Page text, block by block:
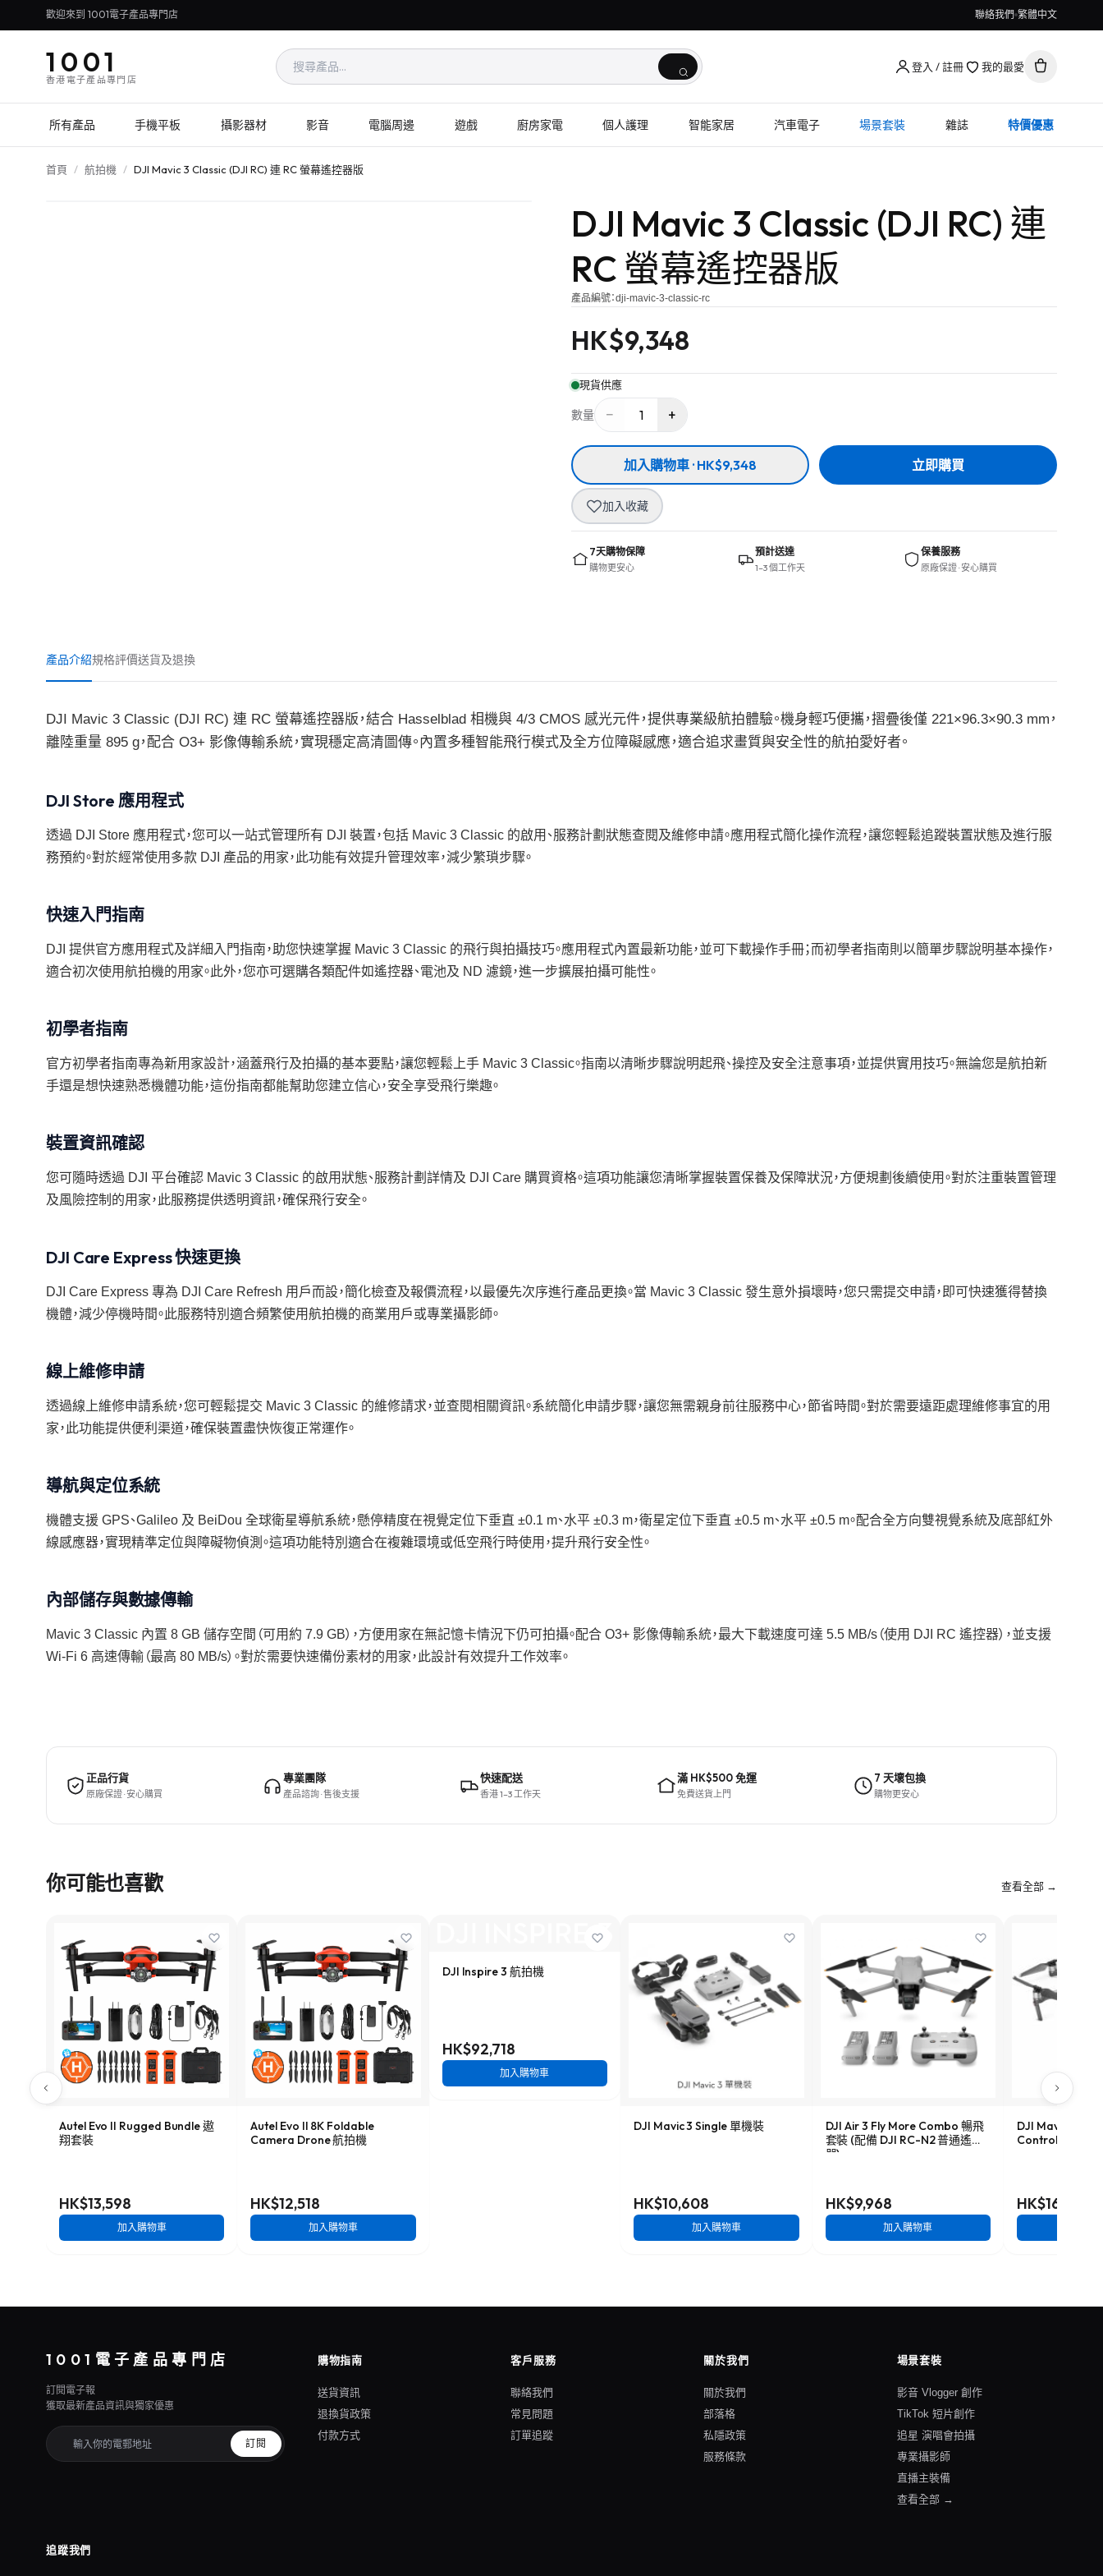
歡迎來到 1001電子產品專門店 聯絡我們 繁體中文
1001
香港電子產品專門店
登入 / 註冊 我的最愛
所有產品 手機平板 攝影器材 影音 電腦周邊 遊戲 廚房家電 個人護理 智能家居 汽車電子 場景套裝 雜誌 特價優惠
首頁 / 航拍機 / DJI Mavic 3 Classic (DJI RC) 連 RC 螢幕遙控器版
DJI Mavic 3 Classic (DJI RC) 連
RC 螢幕遙控器版
產品編號：dji-mavic-3-classic-rc
HK$9,348
現貨供應
數量 − 1 +
加入購物車 · HK$9,348 立即購買
加入收藏
7天購物保障
購物更安心
預計送達
1–3 個工作天
保養服務
原廠保證 · 安心購買
產品介紹規格評價送貨及退換
DJI Mavic 3 Classic (DJI RC) 連 RC 螢幕遙控器版，結合 Hasselblad 相機與 4/3 CMOS 感光元件，提供專業級航拍體驗。機身輕巧便攜，摺疊後僅 221×96.3×90.3 mm，
離陸重量 895 g，配合 O3+ 影像傳輸系統，實現穩定高清圖傳。內置多種智能飛行模式及全方位障礙感應，適合追求畫質與安全性的航拍愛好者。
DJI Store 應用程式
透過 DJI Store 應用程式，您可以一站式管理所有 DJI 裝置，包括 Mavic 3 Classic 的啟用、服務計劃狀態查閱及維修申請。應用程式簡化操作流程，讓您輕鬆追蹤裝置狀態及進行服
務預約。對於經常使用多款 DJI 產品的用家，此功能有效提升管理效率，減少繁瑣步驟。
快速入門指南
DJI 提供官方應用程式及詳細入門指南，助您快速掌握 Mavic 3 Classic 的飛行與拍攝技巧。應用程式內置最新功能，並可下載操作手冊；而初學者指南則以簡單步驟說明基本操作，
適合初次使用航拍機的用家。此外，您亦可選購各類配件如遙控器、電池及 ND 濾鏡，進一步擴展拍攝可能性。
初學者指南
官方初學者指南專為新用家設計，涵蓋飛行及拍攝的基本要點，讓您輕鬆上手 Mavic 3 Classic。指南以清晰步驟說明起飛、操控及安全注意事項，並提供實用技巧。無論您是航拍新
手還是想快速熟悉機體功能，這份指南都能幫助您建立信心，安全享受飛行樂趣。
裝置資訊確認
您可隨時透過 DJI 平台確認 Mavic 3 Classic 的啟用狀態、服務計劃詳情及 DJI Care 購買資格。這項功能讓您清晰掌握裝置保養及保障狀況，方便規劃後續使用。對於注重裝置管理
及風險控制的用家，此服務提供透明資訊，確保飛行安全。
DJI Care Express 快速更換
DJI Care Express 專為 DJI Care Refresh 用戶而設，簡化檢查及報價流程，以最優先次序進行產品更換。當 Mavic 3 Classic 發生意外損壞時，您只需提交申請，即可快速獲得替換
機體，減少停機時間。此服務特別適合頻繁使用航拍機的商業用戶或專業攝影師。
線上維修申請
透過線上維修申請系統，您可輕鬆提交 Mavic 3 Classic 的維修請求，並查閱相關資訊。系統簡化申請步驟，讓您無需親身前往服務中心，節省時間。對於需要遠距處理維修事宜的用
家，此功能提供便利渠道，確保裝置盡快恢復正常運作。
導航與定位系統
機體支援 GPS、Galileo 及 BeiDou 全球衛星導航系統，懸停精度在視覺定位下垂直 ±0.1 m、水平 ±0.3 m，衛星定位下垂直 ±0.5 m、水平 ±0.5 m。配合全方向雙視覺系統及底部紅外
線感應器，實現精準定位與障礙物偵測。這項功能特別適合在複雜環境或低空飛行時使用，提升飛行安全性。
內部儲存與數據傳輸
Mavic 3 Classic 內置 8 GB 儲存空間（可用約 7.9 GB），方便用家在無記憶卡情況下仍可拍攝。配合 O3+ 影像傳輸系統，最大下載速度可達 5.5 MB/s（使用 DJI RC 遙控器），並支援
Wi-Fi 6 高速傳輸（最高 80 MB/s）。對於需要快速備份素材的用家，此設計有效提升工作效率。
正品行貨
原廠保證 · 安心購買
專業團隊
產品諮詢 · 售後支援
快速配送
香港 1–3 工作天
滿 HK$500 免運
免費送貨上門
7 天壞包換
購物更安心
你可能也喜歡 查看全部 →
Autel Evo II Rugged Bundle 遨
翔套裝
HK$13,598
加入購物車
Autel Evo II 8K Foldable
Camera Drone 航拍機
HK$12,518
加入購物車
DJI Inspire 3 航拍機
HK$92,718
加入購物車
DJI Mavic 3 Single 單機裝
HK$10,608
加入購物車
DJI Air 3 Fly More Combo 暢飛
套裝 (配備 DJI RC-N2 普通遙控
器)
HK$9,968
加入購物車
DJI Mavic 2 Pro
Controller 航拍
HK$16,228
1001電子產品專門店
訂閱電子報
獲取最新產品資訊與獨家優惠
訂閱
購物指南
送貨資訊
退換貨政策
付款方式
客戶服務
聯絡我們
常見問題
訂單追蹤
關於我們
關於我們
部落格
私隱政策
服務條款
場景套裝
影音 Vlogger 創作
TikTok 短片創作
追星 演唱會拍攝
專業攝影師
直播主裝備
查看全部 →
追蹤我們